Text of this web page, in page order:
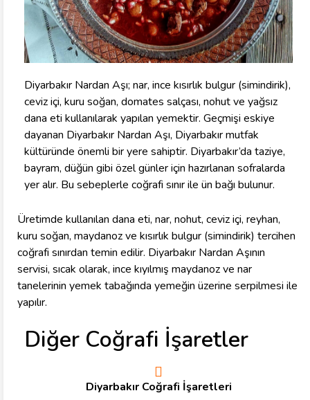
Diyarbakır Nardan Aşı; nar, ince kısırlık bulgur (simindirik),
ceviz içi, kuru soğan, domates salçası, nohut ve yağsız
dana eti kullanılarak yapılan yemektir. Geçmişi eskiye
dayanan Diyarbakır Nardan Aşı, Diyarbakır mutfak
kültüründe önemli bir yere sahiptir. Diyarbakır’da taziye,
bayram, düğün gibi özel günler için hazırlanan sofralarda
yer alır. Bu sebeplerle coğrafi sınır ile ün bağı bulunur.
Üretimde kullanılan dana eti, nar, nohut, ceviz içi, reyhan,
kuru soğan, maydanoz ve kısırlık bulgur (simindirik) tercihen
coğrafi sınırdan temin edilir. Diyarbakır Nardan Aşının
servisi, sıcak olarak, ince kıyılmış maydanoz ve nar
tanelerinin yemek tabağında yemeğin üzerine serpilmesi ile
yapılır.
Diğer Coğrafi İşaretler
Diyarbakır Coğrafi İşaretleri